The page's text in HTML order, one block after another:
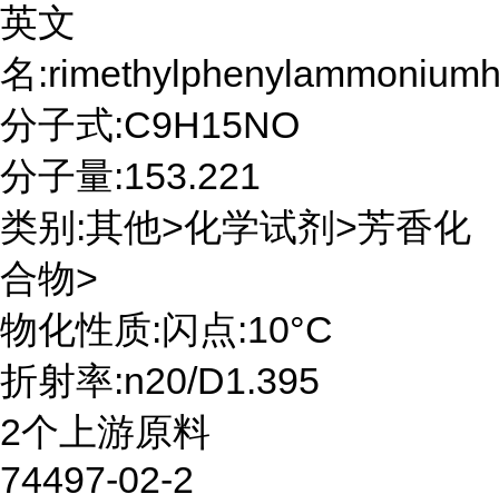
英文
名
分子式:C9H15NO
分子量:153.221
类别:其他>化学试剂>芳香化
合物>
物化性质:闪点:10°C
折射率:n20/D1.395
2个上游原料
74497-02-2